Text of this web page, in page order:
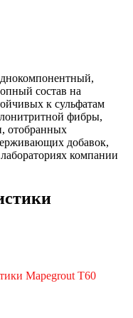
состав на
к сульфатам
фибры,
отобранных
добавок,
компании
Mapegrout T60